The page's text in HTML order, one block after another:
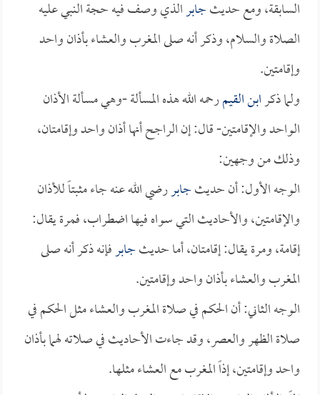
السابقة، ومع حديثجابرالذي وصف فيه حجة النبي عليه
الصلاة والسلام، وذكر أنه صلى المغرب والعشاء بأذان واحد
وإقامتين.
ولما ذكرابن القيمرحمه الله هذه المسألة -وهي مسألة الأذان
الواحد والإقامتين- قال: إن الراجح أنها أذان واحد وإقامتان،
وذلك من وجهين:
الوجه الأول: أن حديثجابررضي الله عنه جاء مثبتاً للأذان
والإقامتين، والأحاديث التي سواه فيها اضطراب، فمرة يقال:
إقامة، ومرة يقال: إقامتان، أما حديثجابرفإنه ذكر أنه صلى
المغرب والعشاء بأذان واحد وإقامتين.
الوجه الثاني: أن الحكم في صلاة المغرب والعشاء مثل الحكم في
صلاة الظهر والعصر، وقد جاءت الأحاديث في صلاته لهما بأذان
واحد وإقامتين، إذاً المغرب مع العشاء مثلها.